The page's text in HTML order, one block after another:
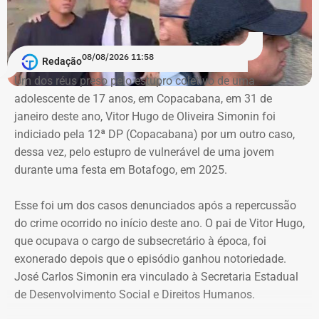
A ação também busca obrigar os responsáveis a publicar
correções ou retratações por pelo menos 30 dias, além de
ressarcir os custos que a prefeitura afirma ter suportado
para responder às informações questionadas.
O valor desses danos não foi calculado. O município
pede ainda indenização por dano moral coletivo, também
sem indicar a quantia. Apesar da dimensão das
pretensões, atribuiu à causa o valor provisório de R$ 1
Município afirma que ação não busca
impedir críticas
Redação08/08/2026 11:58
Um dos réus preso pelo estupro coletivo de uma
adolescente de 17 anos, em Copacabana, em 31 de
janeiro deste ano, Vitor Hugo de Oliveira Simonin foi
indiciado pela 12ª DP (Copacabana) por um outro caso,
dessa vez, pelo estupro de vulnerável de uma jovem
durante uma festa em Botafogo, em 2025.
Esse foi um dos casos denunciados após a repercussão
do crime ocorrido no início deste ano. O pai de Vitor Hugo,
que ocupava o cargo de subsecretário à época, foi
exonerado depois que o episódio ganhou notoriedade.
José Carlos Simonin era vinculado à Secretaria Estadual
de Desenvolvimento Social e Direitos Humanos.